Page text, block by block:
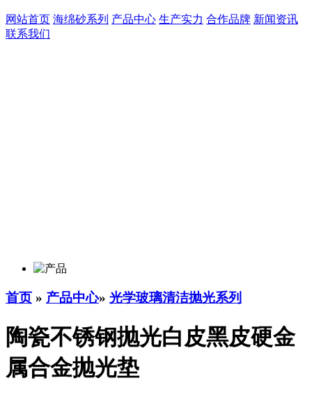
网站首页 海绵砂系列 产品中心 生产实力 合作品牌 新闻资讯
联系我们
首页 » 产品中心» 光学玻璃清洁抛光系列
陶瓷不锈钢抛光白皮黑皮硬金
属合金抛光垫